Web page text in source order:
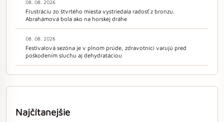
08. 08. 2026
Frustráciu zo štvrtého miesta vystriedala radosť z bronzu.
Abrahámová bola ako na horskej dráhe
08. 08. 2026
Festivalová sezóna je v plnom prúde, zdravotníci varujú pred
poškodením sluchu aj dehydratáciou
Najčítanejšie